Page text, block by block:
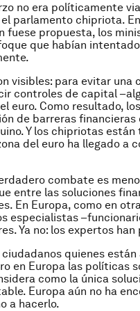
no era políticamente
parlamento chipriota.
fuese propuesta, los
que habían
visibles: para evitar una
controles de capital
euro. Como resultado,
de barreras
Y los chipriotas
del euro ha llegado a
combate es
entre las soluciones
En Europa, como en
especialistas
Ya no: los expertos
quienes
en Europa las políticas
como la única
Europa aún no ha
a hacerlo.